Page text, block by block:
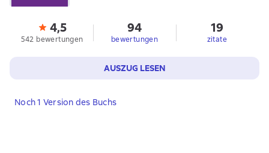
4,5
542 bewertungen
94
bewertungen
19
zitate
AUSZUG LESEN
Noch 1 Version des Buchs